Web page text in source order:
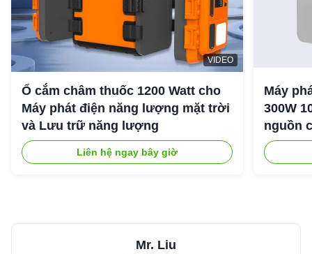
VIDEO
Ổ cắm châm thuốc 1200 Watt cho
Máy phát điện năng lượng mặt trời
và Lưu trữ năng lượng
Liên hệ ngay bây giờ
Máy
300W
nguồn
ngoài
Mr. Liu